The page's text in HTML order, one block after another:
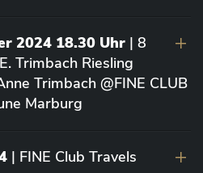
2024 18.30 Uhr | 8
Trimbach Riesling
Trimbach @FINE CLUB
Marburg
| FINE Club Travels